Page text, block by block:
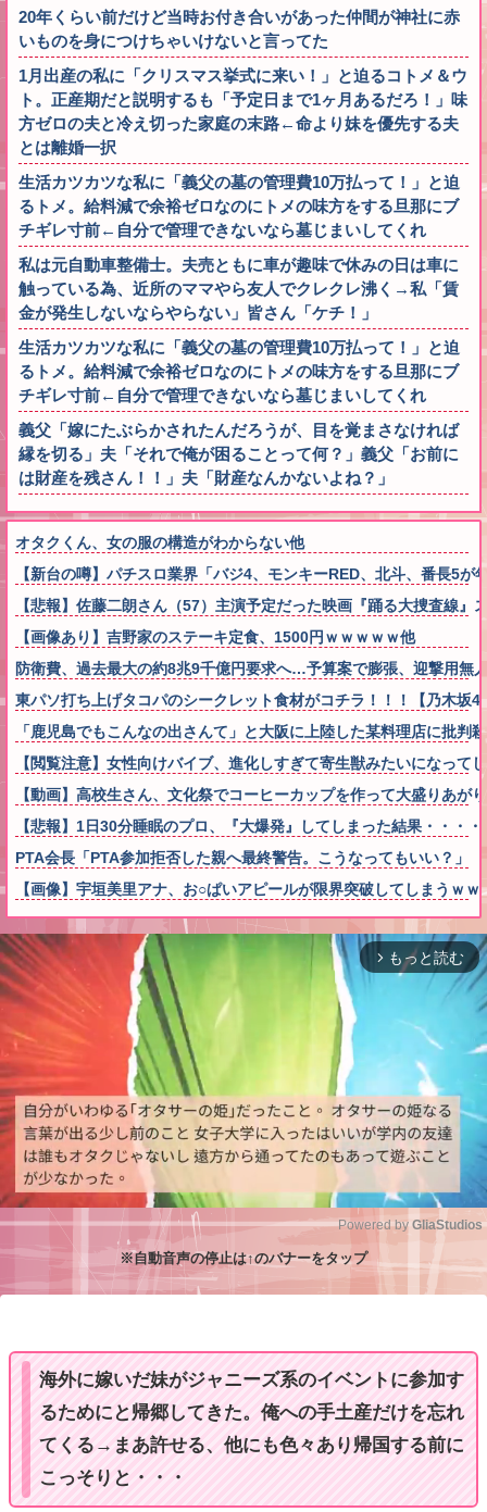
20年くらい前だけど当時お付き合いがあった仲間が神社に赤
いものを身につけちゃいけないと言ってた
1月出産の私に「クリスマス挙式に来い！」と迫るコトメ＆ウ
ト。正産期だと説明するも「予定日まで1ヶ月あるだろ！」味
方ゼロの夫と冷え切った家庭の末路←命より妹を優先する夫
とは離婚一択
生活カツカツな私に「義父の墓の管理費10万払って！」と迫
るトメ。給料減で余裕ゼロなのにトメの味方をする旦那にブ
チギレ寸前←自分で管理できないなら墓じまいしてくれ
私は元自動車整備士。夫売ともに車が趣味で休みの日は車に
触っている為、近所のママやら友人でクレクレ沸く→私「賃
金が発生しないならやらない」皆さん「ケチ！」
生活カツカツな私に「義父の墓の管理費10万払って！」と迫
るトメ。給料減で余裕ゼロなのにトメの味方をする旦那にブ
チギレ寸前←自分で管理できないなら墓じまいしてくれ
義父「嫁にたぶらかされたんだろうが、目を覚まさなければ
縁を切る」夫「それで俺が困ることって何？」義父「お前に
は財産を残さん！！」夫「財産なんかないよね？」
オタクくん、女の服の構造がわからない他
【新台の噂】パチスロ業界「バジ4、モンキーRED、北斗、番長5
【悲報】佐藤二朗さん（57）主演予定だった映画『踊る大捜査線
【画像あり】吉野家のステーキ定食、1500円ｗｗｗｗｗ他
防衛費、過去最大の約8兆9千億円要求へ…予算案で膨張、迎撃用無
東パソ打ち上げタコパのシークレット食材がコチラ！！！【乃木坂
「鹿児島でもこんなの出さんて」と大阪に上陸した某料理店に批
【閲覧注意】女性向けバイブ、進化しすぎて寄生獣みたいになって
【動画】高校生さん、文化祭でコーヒーカップを作って大盛りあ
【悲報】1日30分睡眠のプロ、『大爆発』してしまった結果・・・・
PTA会長「PTA参加拒否した親へ最終警告。こうなってもいい？」
【画像】宇垣美里アナ、お○ぱいアピールが限界突破してしまうｗｗ
arrow_forward_ios もっと読む
M
Powered by GliaStudios
※自動音声の停止は↑のバナーをタップ
海外に嫁いだ妹がジャニーズ系のイベントに参加す
るためにと帰郷してきた。俺への手土産だけを忘れ
てくる→まあ許せる、他にも色々あり帰国する前に
こっそりと・・・